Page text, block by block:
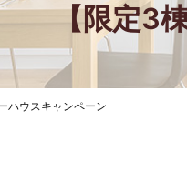
【限定3
ハウスキャンペーン